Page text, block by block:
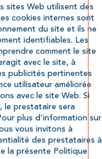
sites Web utilisent des
cookies internes sont
du site et ils ne
identifiables. Les
comment le site
avec le site, à
publicités pertinentes
utilisateur améliorée
avec le site Web. Si
le prestataire sera
plus d’information sur
vous invitons à
des prestataires à
la présente Politique.